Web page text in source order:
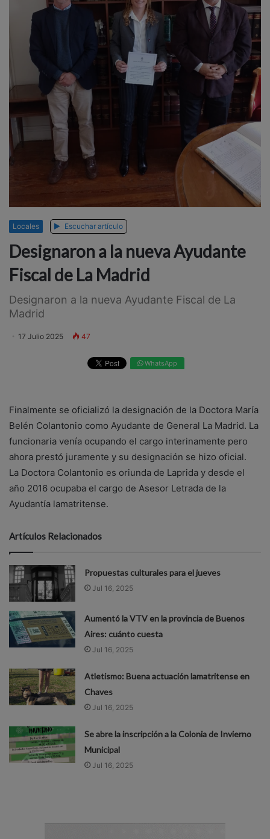
Locales Escuchar artículo
Designaron a la nueva Ayudante
Fiscal de La Madrid
Designaron a la nueva Ayudante Fiscal de La
Madrid
17 Julio 2025 47
WhatsApp
Finalmente se oficializó la designación de la Doctora María
Belén Colantonio como Ayudante de General La Madrid. La
funcionaria venía ocupando el cargo interinamente pero
ahora prestó juramente y su designación se hizo oficial.
La Doctora Colantonio es oriunda de Laprida y desde el
año 2016 ocupaba el cargo de Asesor Letrada de la
Ayudantía lamatritense.
Artículos Relacionados
Propuestas culturales para el jueves
Jul 16, 2025
Aumentó la VTV en la provincia de Buenos
Aires: cuánto cuesta
Jul 16, 2025
Atletismo: Buena actuación lamatritense en
Chaves
Jul 16, 2025
Se abre la inscripción a la Colonia de Invierno
Municipal
Jul 16, 2025